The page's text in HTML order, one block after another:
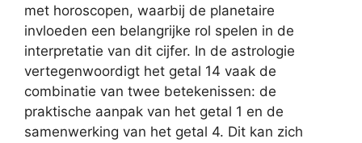
met horoscopen, waarbij de planetaire
invloeden een belangrijke rol spelen in de
interpretatie van dit cijfer. In de astrologie
vertegenwoordigt het getal 14 vaak de
combinatie van twee betekenissen: de
praktische aanpak van het getal 1 en de
samenwerking van het getal 4. Dit kan zich